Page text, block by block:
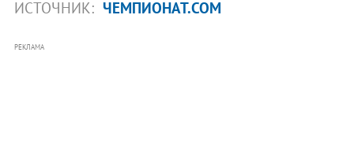
ИСТОЧНИК: ЧЕМПИОНАТ.COM
РЕКЛАМА